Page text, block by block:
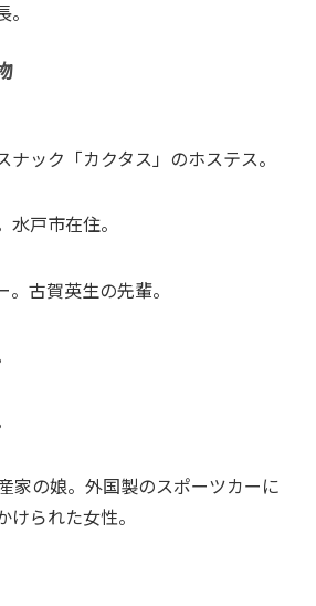
ナック「カクタス」のホステス。
戸市在住。
。古賀英生の先輩。
家の娘。外国製のスポーツカーに
られた女性。